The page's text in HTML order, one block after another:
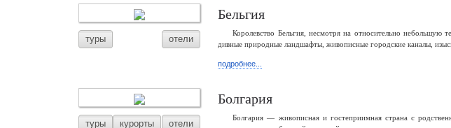
туры отели
Бельгия
Королевство Бельгия, несмотря на относительно небольшую
дивные природные ландшафты, живописные городские каналы,
подробнее...
туры курорты отели
Болгария
Болгария — живописная и гостеприимная страна с